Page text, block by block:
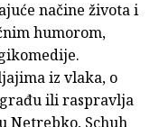
načine života i
humorom,
iz vlaka, o
ili raspravlja
Netrebko, Schuh